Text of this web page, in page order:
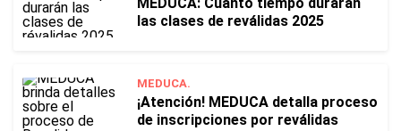
las clases de reválidas 2025
MEDUCA.
¡Atención! MEDUCA detalla proceso
de inscripciones por reválidas